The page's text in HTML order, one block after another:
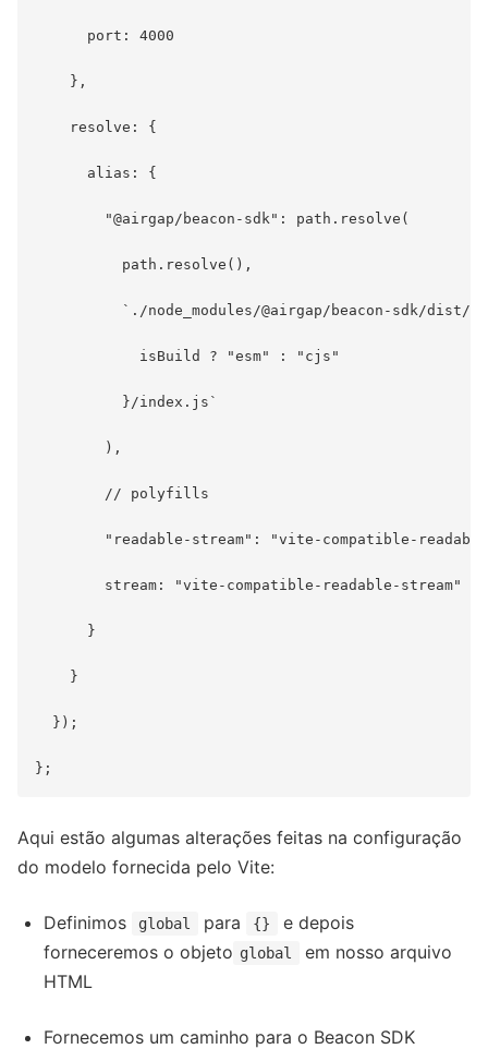
port: 4000
},
resolve: {
alias: {
"@airgap/beacon-sdk": path.resolve(
path.resolve(),
`./node_modules/@airgap/beacon-sdk/dist/${
isBuild ? "esm" : "cjs"
}/index.js`
),
// polyfills
"readable-stream": "vite-compatible-
stream: "vite-compatible-readable-stream"
}
}
});
Aqui estão algumas alterações feitas na configuração
do modelo fornecida pelo Vite:
Definimos global para {}
e depois
forneceremos o objeto global
em nosso arquivo
HTML
Fornecemos um caminho para o Beacon SDK